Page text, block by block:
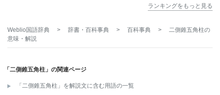
ランキングをもっと見る
Weblio国語辞典 > 辞書・百科事典 > 百科事典 > 二側錐五角柱の
意味・解説
「二側錐五角柱」の関連ページ
「二側錐五角柱」を解説文に含む用語の一覧